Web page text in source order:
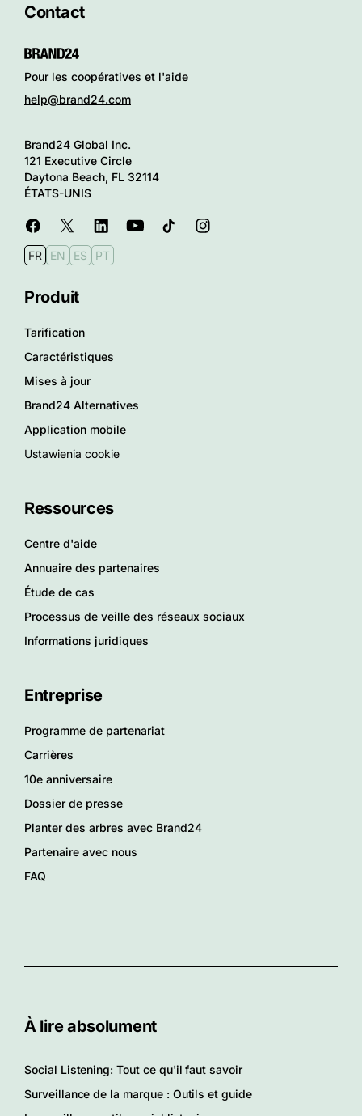
Contact
Pour les coopératives et l'aide
help@brand24.com
Brand24 Global Inc.
121 Executive Circle
Daytona Beach, FL 32114
ÉTATS-UNIS
FR EN ES PT
Produit
Tarification
Caractéristiques
Mises à jour
Brand24 Alternatives
Application mobile
Ustawienia cookie
Ressources
Centre d'aide
Annuaire des partenaires
Étude de cas
Processus de veille des réseaux sociaux
Informations juridiques
Entreprise
Programme de partenariat
Carrières
10e anniversaire
Dossier de presse
Planter des arbres avec Brand24
Partenaire avec nous
FAQ
À lire absolument
Social Listening: Tout ce qu'il faut savoir
Surveillance de la marque : Outils et guide